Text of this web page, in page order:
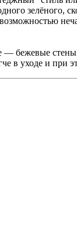
зелёного,
— бежевые
в уходе и при